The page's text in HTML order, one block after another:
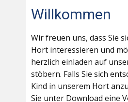
Willkommen
Wir freuen uns, dass Sie
Hort interessieren und
herzlich einladen auf
stöbern. Falls Sie sich
Kind in unserem Hort
Sie unter Download eine